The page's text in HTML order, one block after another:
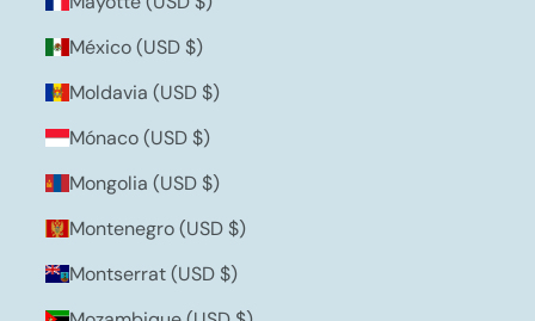
México (USD $)
Moldavia (USD $)
Mónaco (USD $)
Mongolia (USD $)
Montenegro (USD $)
Montserrat (USD $)